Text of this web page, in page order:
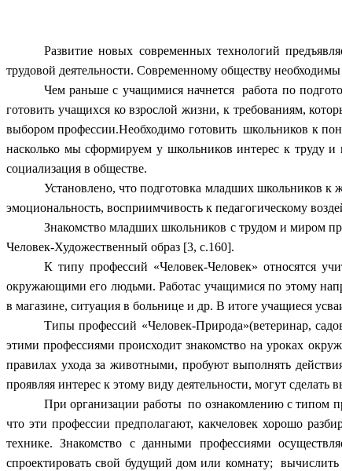
Развитие новых современных технологий
трудовой деятельности. Современному обществу
Чем раньше с учащимися начнется работа по
готовить учащихся ко взрослой жизни, к требованиям,
выбором профессии.Необходимо готовить школьников к
насколько мы сформируем у школьников интерес к труду и
социализация в обществе.
Установлено, что подготовка младших школьников к
эмоциональность, восприимчивость к педагогическому
Знакомство младших школьников с трудом и миром
Человек-Художественный образ [3, с.160].
К типу профессий «Человек-Человек» относятся
окружающими его людьми. Работас учащимися по этому
в магазине, ситуация в больнице и др. В итоге учащиеся
Типы профессий «Человек-Природа»(ветеринар,
этими профессиями происходит знакомство на уроках
правилах ухода за животными, пробуют выполнять
проявляя интерес к этому виду деятельности, могут
При организации работы по ознакомлению с типом
что эти профессии предполагают, какчеловек хорошо
технике. Знакомство с данными профессиями
спроектировать свой будущий дом или комнату; вычислить